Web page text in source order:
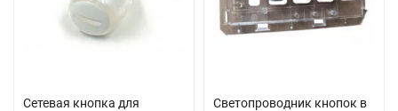
Сетевая кнопка для
Светопроводник кнопок в